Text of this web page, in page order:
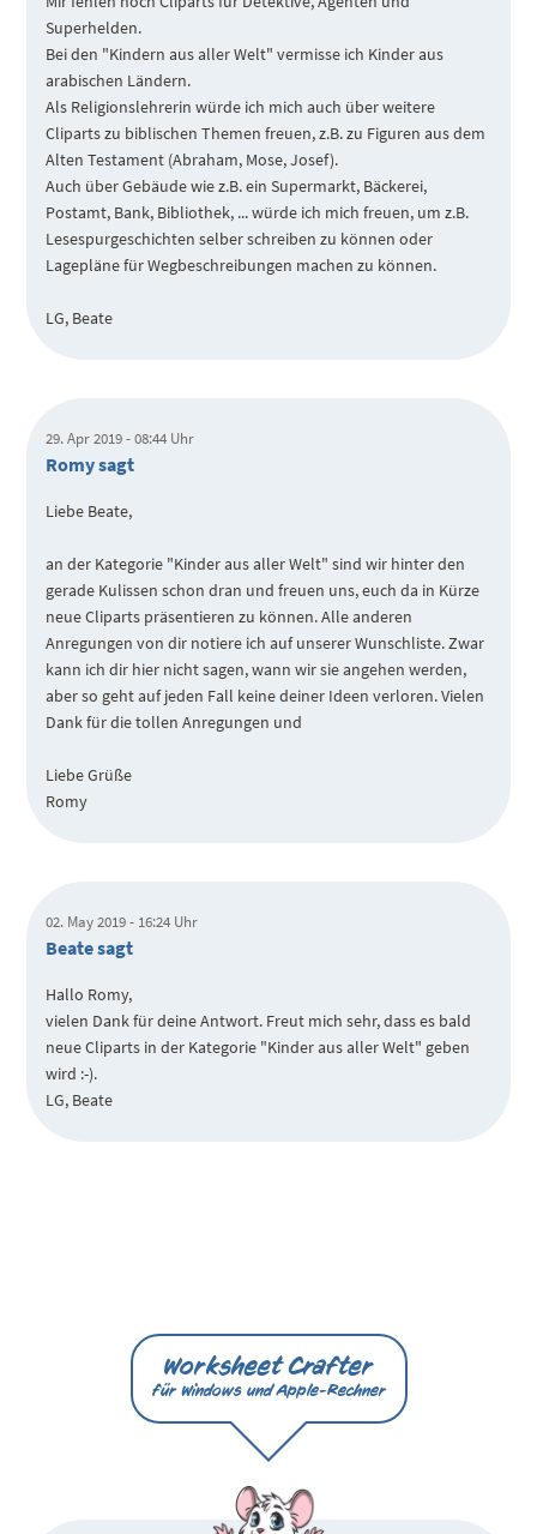
Superhelden.
Bei den "Kindern aus aller Welt" vermisse ich Kinder aus
arabischen Ländern.
Als Religionslehrerin würde ich mich auch über weitere
Cliparts zu biblischen Themen freuen, z.B. zu Figuren aus dem
Alten Testament (Abraham, Mose, Josef).
Auch über Gebäude wie z.B. ein Supermarkt, Bäckerei,
Postamt, Bank, Bibliothek, ... würde ich mich freuen, um z.B.
Lesespurgeschichten selber schreiben zu können oder
Lagepläne für Wegbeschreibungen machen zu können.
LG, Beate
29. Apr 2019 - 08:44 Uhr
Romy sagt
Liebe Beate,
an der Kategorie "Kinder aus aller Welt" sind wir hinter den
gerade Kulissen schon dran und freuen uns, euch da in Kürze
neue Cliparts präsentieren zu können. Alle anderen
Anregungen von dir notiere ich auf unserer Wunschliste. Zwar
kann ich dir hier nicht sagen, wann wir sie angehen werden,
aber so geht auf jeden Fall keine deiner Ideen verloren. Vielen
Dank für die tollen Anregungen und
Liebe Grüße
Romy
02. May 2019 - 16:24 Uhr
Beate sagt
Hallo Romy,
vielen Dank für deine Antwort. Freut mich sehr, dass es bald
neue Cliparts in der Kategorie "Kinder aus aller Welt" geben
wird :-).
LG, Beate
Worksheet Crafter
für Windows und Apple-Rechner